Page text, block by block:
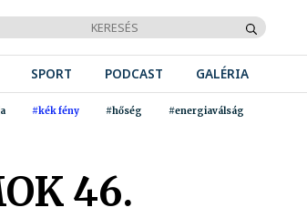
SPORT PODCAST GALÉRIA
#kék fény #hőség #energiaválság
46.